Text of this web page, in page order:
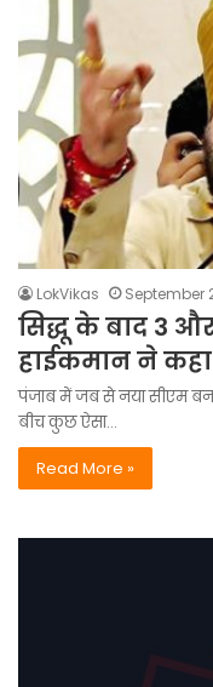
LokVikas September
सिद्धू के बाद 3
हाईकमान ने
पंजाब में जब से नया सीएम
बीच कुछ ऐसा…
Read More »